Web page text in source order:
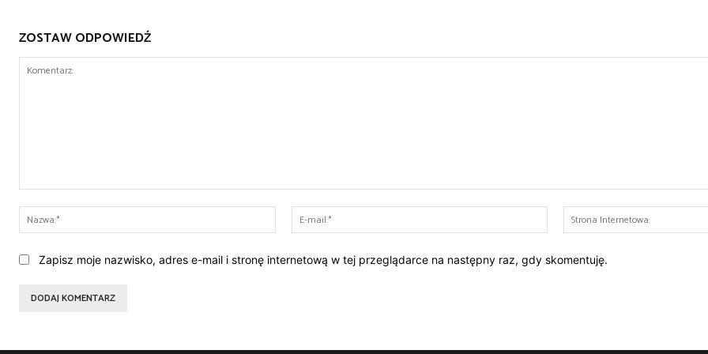
ZOSTAW ODPOWIEDŹ
Nazwa:*
mail:*
Zapisz moje nazwisko, adres e-mail i stronę internetową w tej przeglądarce na następny raz, gdy skomentuję.